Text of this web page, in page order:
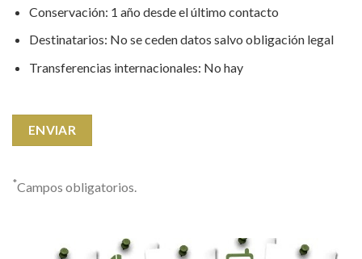
Conservación: 1 año desde el último contacto
Destinatarios: No se ceden datos salvo obligación legal
Transferencias internacionales: No hay
*Campos obligatorios.